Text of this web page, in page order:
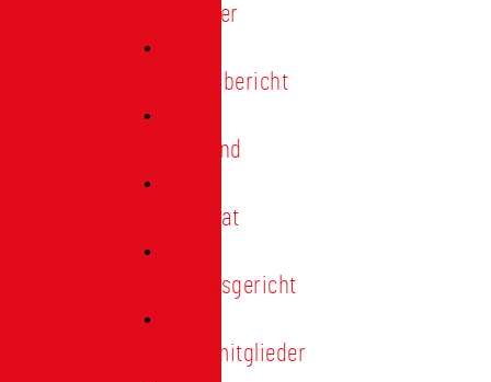
Förderer
Jahresbericht
Vorstand
Ehrenrat
Schiedsgericht
Ehrenmitglieder